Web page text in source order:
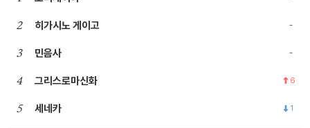
2 히가시노 게이고
3 민음사
4 그리스로마신화 6
5 세네카 1